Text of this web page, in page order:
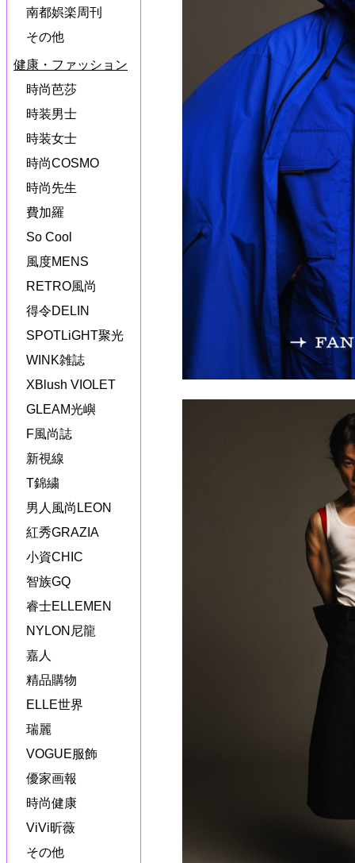
南都娯楽周刊
その他
健康・ファッション
時尚芭莎
時装男士
時装女士
時尚COSMO
時尚先生
費加羅
So Cool
風度MENS
RETRO風尚
得令DELIN
SPOTLiGHT聚光
WINK雑誌
XBlush VIOLET
GLEAM光嶼
F風尚誌
新視線
T錦繍
男人風尚LEON
紅秀GRAZIA
小資CHIC
智族GQ
睿士ELLEMEN
NYLON尼龍
嘉人
精品購物
ELLE世界
瑞麗
VOGUE服飾
優家画報
時尚健康
ViVi昕薇
その他